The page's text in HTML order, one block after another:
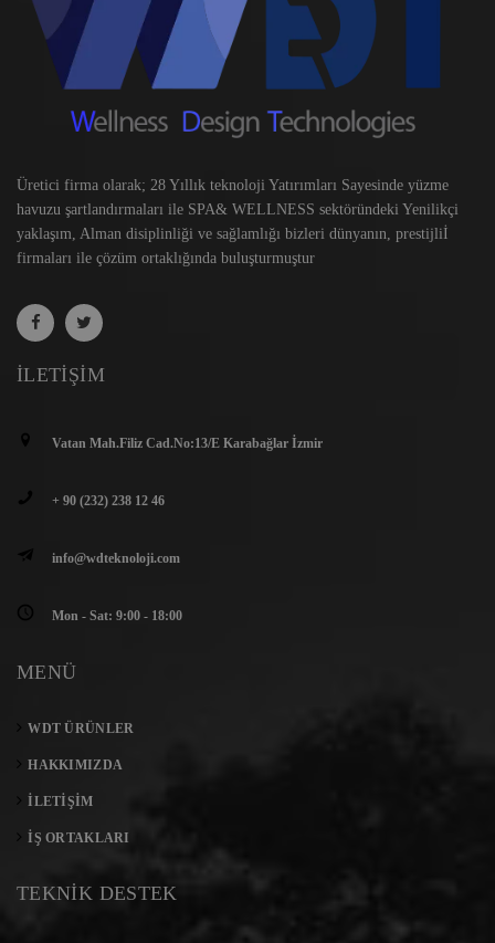
Üretici firma olarak; 28 Yıllık teknoloji Yatırımları Sayesinde yüzme
havuzu şartlandırmaları ile SPA& WELLNESS sektöründeki Yenilikçi
yaklaşım, Alman disiplinliği ve sağlamlığı bizleri dünyanın, prestijliİ
firmaları ile çözüm ortaklığında buluşturmuştur
İLETIŞIM
Vatan Mah.Filiz Cad.No:13/E Karabağlar İzmir
+ 90 (232) 238 12 46
info@wdteknoloji.com
Mon - Sat: 9:00 - 18:00
MENÜ
WDT ÜRÜNLER
HAKKIMIZDA
İLETIŞIM
İŞ ORTAKLARI
TEKNİK DESTEK